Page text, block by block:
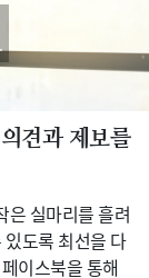
견과 제보를
은 실마리를 흘려
도록 최선을 다
이스북을 통해